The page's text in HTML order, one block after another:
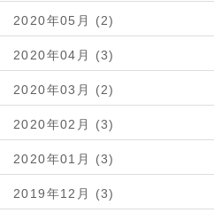
2020年05月 (2)
2020年04月 (3)
2020年03月 (2)
2020年02月 (3)
2020年01月 (3)
2019年12月 (3)